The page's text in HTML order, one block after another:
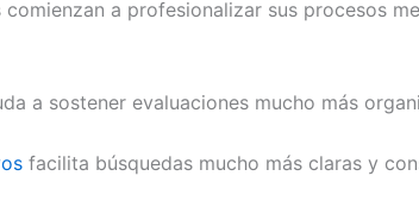
a profesionalizar sus procesos
a sostener evaluaciones mucho más
facilita búsquedas mucho más claras y